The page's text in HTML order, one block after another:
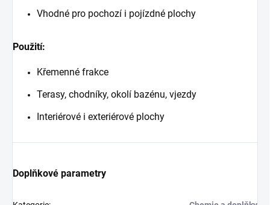
Vhodné pro pochozí i pojízdné plochy
Použití:
Křemenné frakce
Terasy, chodníky, okolí bazénu, vjezdy
Interiérové i exteriérové plochy
Doplňkové parametry